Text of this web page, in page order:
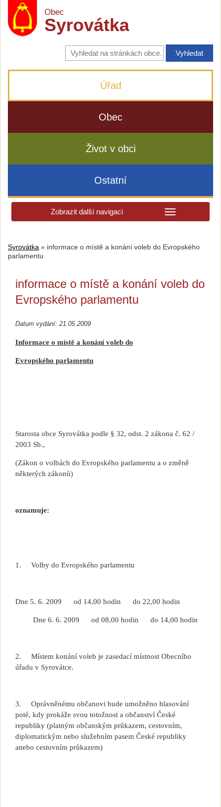
Obec
Syrovátka
Vyhledávání
na
stránkách
Úřad
Obec
Život v obci
Ostatní
Zobrazit další navigaci
Syrovátka » informace o místě a konání voleb do Evropského
parlamentu
informace o místě a konání voleb do
Evropského parlamentu
Datum vydání: 21.05.2009
Informace o místě a konání voleb do
Evropského parlamentu
Starosta obce Syrovátka podle § 32, odst. 2 zákona č. 62 /
2003 Sb.,
(Zákon o volbách do Evropského parlamentu a o změně
některých zákonů)
oznamuje:
1. Volby do Evropského parlamentu
Dne 5. 6. 2009 od 14,00 hodin do 22,00 hodin
Dne 6. 6. 2009 od 08,00 hodin do 14,00 hodin
2.
Místem konání voleb je zasedací místnost Obecního
úřadu v Syrovátce.
3.
Oprávněnému občanovi bude umožněno hlasování
poté, kdy prokáže svou totožnost a občanství České
republiky (platným občanským průkazem, cestovním,
diplomatickým nebo služebním pasem České republiky
anebo cestovním průkazem)